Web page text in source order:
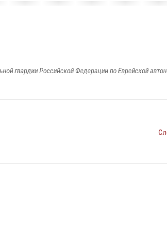
гвардии Российской Федерации по Еврейской